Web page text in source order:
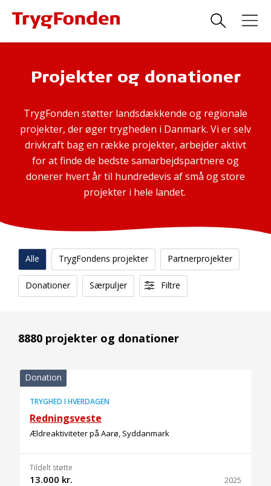
Projekter og donationer
TrygFonden støtter landsdækkende og regionale
projekter, der øger trygheden i Danmark. Vi er selv
drivkraft bag en række projekter, arbejder aktivt
for at finde de bedste samarbejdspartnere og
donerer hvert år til hundredevis af små og store
projekter i hele landet.
Alle TrygFondens projekter Partnerprojekter
Donationer Særpuljer Filtre
8880 projekter og donationer
Donation
TRYGHED I HVERDAGEN
Redningsveste
Ældreaktiviteter på Aarø, Syddanmark
Tildelt støtte
13.000 kr. 2025